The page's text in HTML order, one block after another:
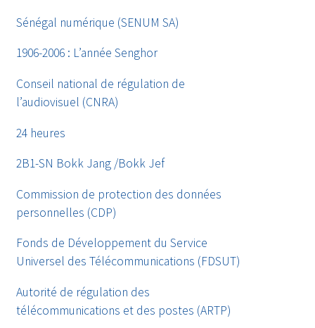
Sénégal numérique (SENUM SA)
1906-2006 : L’année Senghor
Conseil national de régulation de
l’audiovisuel (CNRA)
24 heures
2B1-SN Bokk Jang /Bokk Jef
Commission de protection des données
personnelles (CDP)
Fonds de Développement du Service
Universel des Télécommunications (FDSUT)
Autorité de régulation des
télécommunications et des postes (ARTP)